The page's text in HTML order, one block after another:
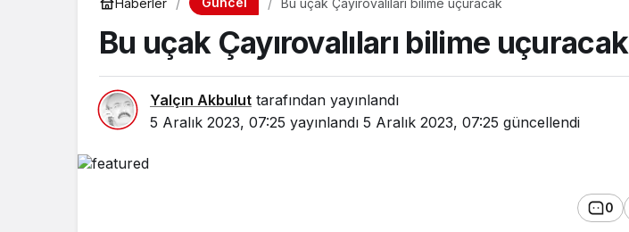
Bu uçak Çayırovalıları bilime uçuracak
Yalçın Akbulut tarafından yayınlandı
5 Aralık 2023, 07:25 yayınlandı 5 Aralık 2023, 07:25 güncellendi
0